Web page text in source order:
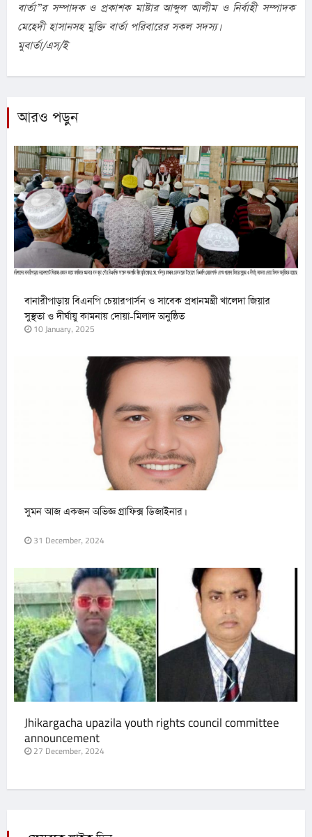
বার্তা”র সম্পাদক ও প্রকাশক মাষ্টার আব্দুল আলীম ও নির্বাহী সম্পাদক
মেহেদী হাসানসহ মুক্তি বার্তা পরিবারের সকল সদস্য।
মুবার্তা/এস/ই
আরও পড়ুন
বানারীপাড়ায় বিএনপি চেয়ারপার্সন ও সাবেক প্রধানমন্ত্রী খালেদা জিয়ার
সুস্থতা ও দীর্ঘায়ু কামনায় দোয়া-মিলাদ অনুষ্ঠিত
10 January, 2025
সুমন আজ একজন অভিজ্ঞ গ্রাফিক্স ডিজাইনার।
31 December, 2024
Jhikargacha upazila youth rights council committee
announcement
27 December, 2024